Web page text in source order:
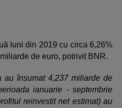
luni din 2019 cu circa 6,26%
de euro, potrivit BNR.
au însumat 4,237 miliarde de
ianuarie - septembrie
reinvestit net estimat) au